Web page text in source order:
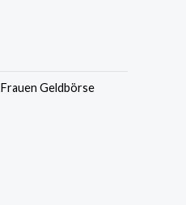
Frauen Geldbörse